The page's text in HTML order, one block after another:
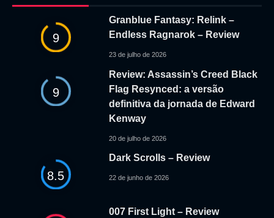
9
Granblue Fantasy: Relink –
Endless Ragnarok – Review
23 de julho de 2026
9
Review: Assassin’s Creed Black
Flag Resynced: a versão
definitiva da jornada de Edward
Kenway
20 de julho de 2026
8.5
Dark Scrolls – Review
22 de junho de 2026
007 First Light – Review